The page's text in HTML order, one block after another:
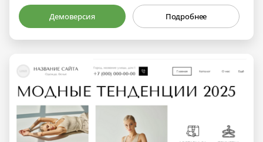
Демоверсия Подробнее